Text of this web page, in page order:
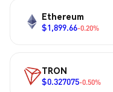
Ethereum
$1,899.66-0.20%
TRON
$0.327075-0.50%